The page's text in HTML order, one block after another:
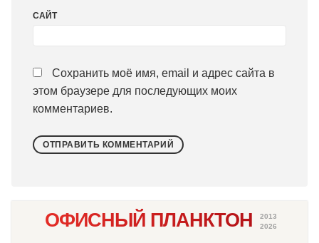
САЙТ
Сохранить моё имя, email и адрес сайта в
этом браузере для последующих моих
комментариев.
ОФИСНЫЙ ПЛАНКТОН
2013
2026